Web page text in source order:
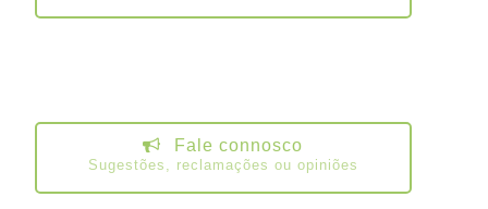
Fale connosco
Sugestões, reclamações ou opiniões